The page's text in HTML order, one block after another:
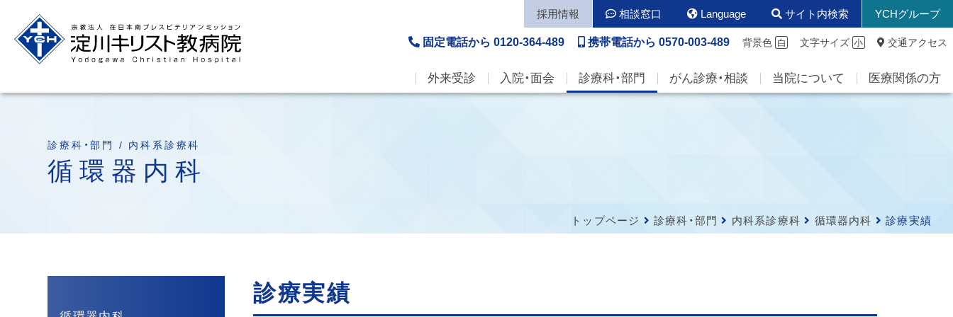
外来受診 入院・面会 診療科・部門 がん診療・相談 当院について 医療関係の方
採用情報 相談窓口 Language サイト内検索 YCHグループ
固定電話から 0120-364-489 携帯電話から0570-003-489 背景色 白 文字サイズ 小 交通アクセス
診療科・部門 / 内科系診療科
循環器内科
トップページ 診療科・部門 内科系診療科 循環器内科 診療実績
診療実績